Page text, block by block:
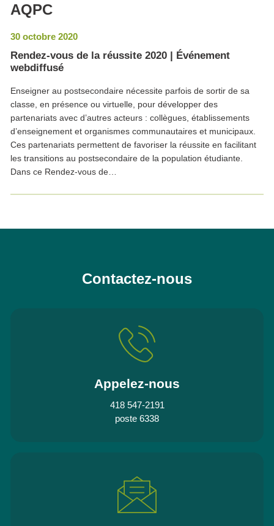
AQPC
30 octobre 2020
Rendez-vous de la réussite 2020 | Événement
webdiffusé
Enseigner au postsecondaire nécessite parfois de sortir de sa
classe, en présence ou virtuelle, pour développer des
partenariats avec d’autres acteurs : collègues, établissements
d’enseignement et organismes communautaires et municipaux.
Ces partenariats permettent de favoriser la réussite en facilitant
les transitions au postsecondaire de la population étudiante.
Dans ce Rendez-vous de…
Contactez-nous
Appelez-nous
418 547-2191
poste 6338